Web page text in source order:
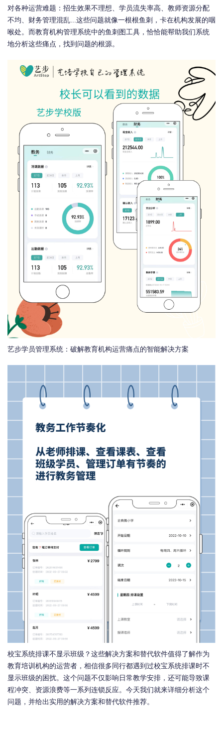
对各种运营难题：招生效果不理想、学员流失率高、教师资源分配
不均、财务管理混乱...这些问题就像一根根鱼刺，卡在机构发展的咽
喉处。而教育机构管理系统中的鱼刺图工具，恰恰能帮助我们系统
地分析这些痛点，找到问题的根源。
艺步学员管理系统：破解教育机构运营痛点的智能解决方案
校宝系统排课不显示班级？这些解决方案和替代软件值得了解作为
教育培训机构的运营者，相信很多同行都遇到过校宝系统排课时不
显示班级的困扰。这个问题不仅影响日常教学安排，还可能导致课
程冲突、资源浪费等一系列连锁反应。今天我们就来详细分析这个
问题，并给出实用的解决方案和替代软件推荐。